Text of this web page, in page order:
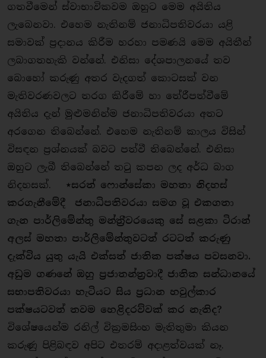
ගතවීමෙන් ස්වාභාවිකවම ඔහුට මෙම අයිතිය
ලැබෙනවා. එහෙම නැතිනම් ජනාධිපතිවරයා යළි
සමාවක් ප‍්‍රදානය කිරීම හරහා පමණයි මෙම අයිතීන්
ලබාගතහැකි වන්නේ. එනිසා දේශපාලනයේ තව
බොහෝ කරුණු අතර වැදගත් කොටසක් වන
මැතිවරණවලට තරග කිරීමේ හා තේරීපත්වීමේ
අයිතිය දැන් මුළුමනින්ම ජනාධිපතිවරයා අතට
අරගෙන තිබෙන්නේ. එහෙම නැතිනම් කාලය විසින්
විසඳන ප‍්‍රශ්නයක් බවට පත්වී තිබෙන්නේ. එනිසා
ඔහුට ලැබී තිබෙන්නේ තටු කපන ලද අර්ධ බාග
නිදහසක්. ⋆සරත් ෆොන්සේකා මහතා නිදහස්
කරගැනීමේදී ජනාධිපතිවරයා සමග වූ එකගතා
ගැන පාර්ලිමේන්තු මන්ත‍්‍රීවරයෙකු සේ සළකා ටිරාන්
අලස් මහතා පාර්ලිමේන්තුවටත් රටටත් කරුණු
දැක්විය යුතු යැයි එක්සත් ජාතික පක්ෂය පවසනවා.
අඩුම ගණනේ ඔහු ප‍්‍රජාතන්ත‍්‍රවාදී ජාතික සන්ධානයේ
සභාපතිවරයා හැටියට සිය ප‍්‍රධාන හවුල්කාර
පක්ෂයටවත් තවම හෙළිදරව්වක් කර නැතිද?
විශේෂයෙන්ම රනිල් වික‍්‍රමසිංහ මැතිතුමා කියන
කරුණු පිළිබඳව අපිට එතරම් අදාළත්වයක් නෑ.